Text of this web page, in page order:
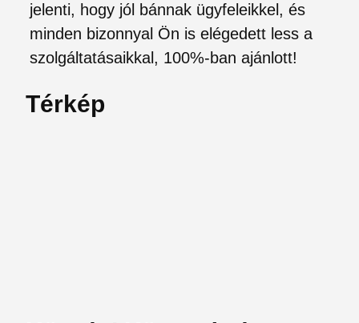
jelenti, hogy jól bánnak ügyfeleikkel, és
minden bizonnyal Ön is elégedett less a
szolgáltatásaikkal, 100%-ban ajánlott!
Térkép